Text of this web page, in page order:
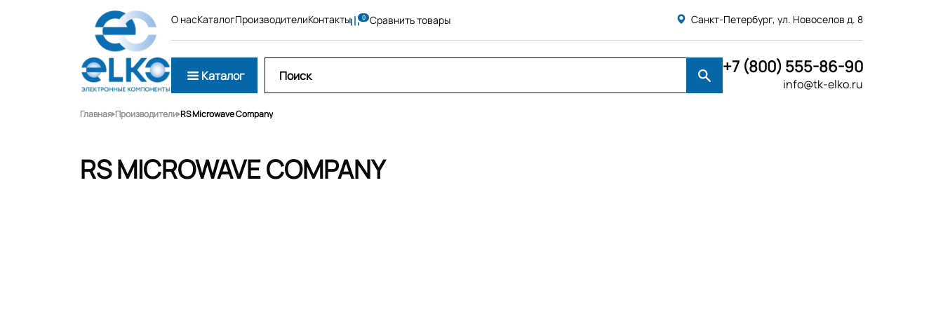
О насКаталогПроизводителиКонтакты Сравнить товары Санкт-Петербург, ул. Новоселов д. 8
Каталог +7 (800) 555-86-90
info@tk-elko.ru
Главная Производители RS Microwave Company
RS MICROWAVE COMPANY